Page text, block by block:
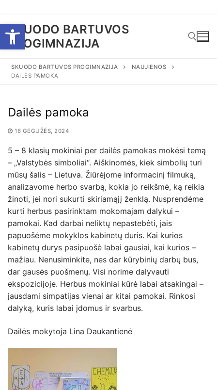
Open toolbar
prie
turinio
SKUODO BARTUVOS
PROGIMNAZIJA
SKUODO BARTUVOS PROGIMNAZIJA
NAUJIENOS
DAILĖS PAMOKA
Dailės pamoka
16 GEGUŽĖS, 2024
5 – 8 klasių mokiniai per dailės pamokas mokėsi temą
– „Valstybės simboliai“. Aiškinomės, kiek simbolių turi
mūsų šalis – Lietuva. Žiūrėjome informacinį filmuką,
analizavome herbo svarbą, kokia jo reikšmė, ką reikia
žinoti, jei nori sukurti skiriamąjį ženklą. Nusprendėme
kurti herbus pasirinktam mokomajam dalykui –
pamokai. Kad darbai neliktų nepastebėti, jais
papuošėme mokyklos kabinetų duris. Kai kurios
kabinetų durys pasipuošė labai gausiai, kai kurios –
mažiau. Nenusiminkite, nes dar kūrybinių darbų bus,
dar gausės puošmenų. Visi norime dalyvauti
ekspozicijoje. Herbus mokiniai kūrė labai atsakingai –
jausdami simpatijas vienai ar kitai pamokai. Rinkosi
dalyką, kuris labai įdomus ir svarbus.
Dailės mokytoja Lina Daukantienė